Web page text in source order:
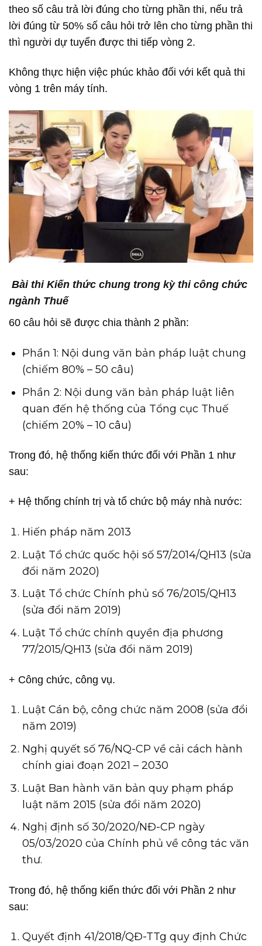
theo số câu trả lời đúng cho từng phần thi, nếu trả
lời đúng từ 50% số câu hỏi trở lên cho từng phần thi
thì người dự tuyển được thi tiếp vòng 2.
Không thực hiện việc phúc khảo đối với kết quả thi
vòng 1 trên máy tính.
Bài thi Kiến thức chung trong kỳ thi công chức
ngành Thuế
60 câu hỏi sẽ được chia thành 2 phần:
Phần 1: Nội dung văn bản pháp luật chung
(chiếm 80% – 50 câu)
Phần 2: Nội dung văn bản pháp luật liên
quan đến hệ thống của Tổng cục Thuế
(chiếm 20% – 10 câu)
Trong đó, hệ thống kiến thức đối với Phần 1 như
sau:
+ Hệ thống chính trị và tổ chức bộ máy nhà nước:
Hiến pháp năm 2013
Luật Tổ chức quốc hội số 57/2014/QH13 (sửa
đổi năm 2020)
Luật Tổ chức Chính phủ số 76/2015/QH13
(sửa đổi năm 2019)
Luật Tổ chức chính quyền địa phương
77/2015/QH13 (sửa đổi năm 2019)
+ Công chức, công vụ.
Luật Cán bộ, công chức năm 2008 (sửa đổi
năm 2019)
Nghị quyết số 76/NQ-CP về cải cách hành
chính giai đoạn 2021 – 2030
Luật Ban hành văn bản quy phạm pháp
luật năm 2015 (sửa đổi năm 2020)
Nghị định số 30/2020/NĐ-CP ngày
05/03/2020 của Chính phủ về công tác văn
thư.
Trong đó, hệ thống kiến thức đối với Phần 2 như
sau:
Quyết định 41/2018/QĐ-TTg quy định Chức